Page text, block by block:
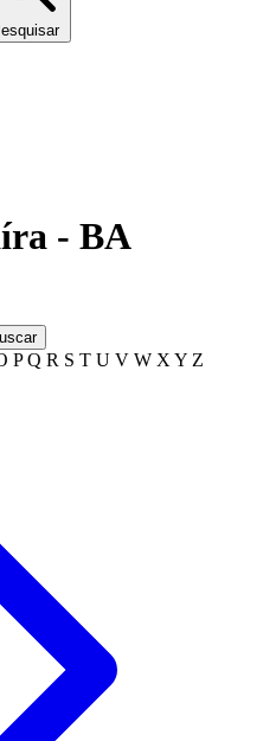
- BA
PQ R S T U V W X Y Z